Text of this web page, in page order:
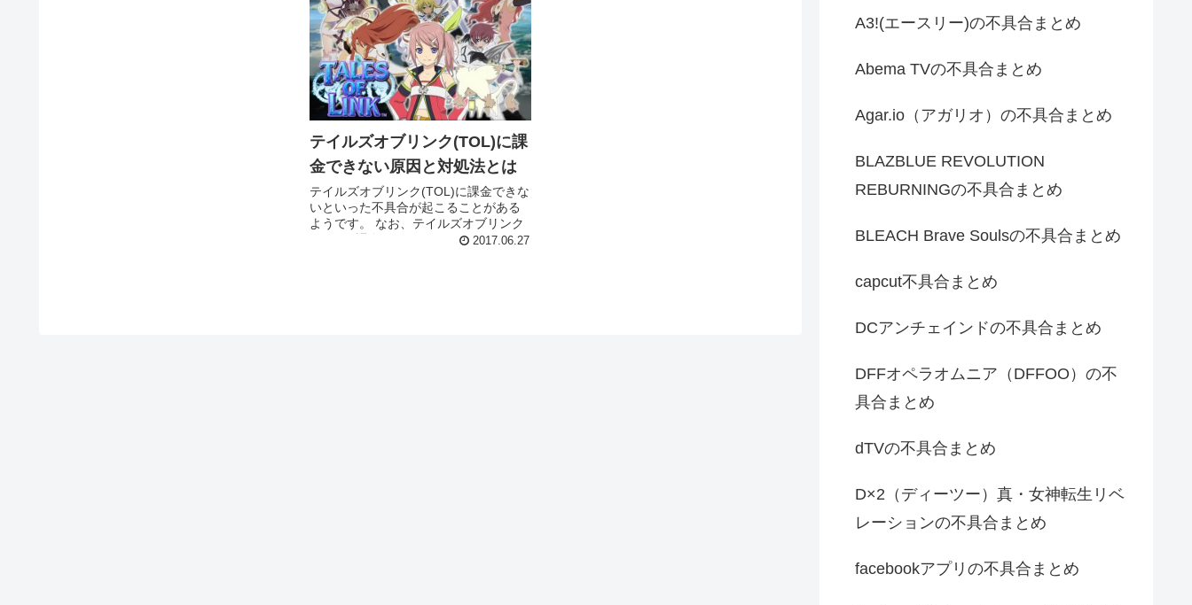
テイルズオブリンク(TOL)に課
金できない原因と対処法とは
テイルズオブリンク(TOL)に課金できな
いといった不具合が起こることがある
ようです。 なお、テイルズオブリンク
(TOL)に課金できない原因には次のよう
2017.06.27
A3!(エースリー)の不具合まとめ
Abema TVの不具合まとめ
Agar.io（アガリオ）の不具合まとめ
BLAZBLUE REVOLUTION
REBURNINGの不具合まとめ
BLEACH Brave Soulsの不具合まとめ
capcut不具合まとめ
DCアンチェインドの不具合まとめ
DFFオペラオムニア（DFFOO）の不
具合まとめ
dTVの不具合まとめ
D×2（ディーツー）真・女神転生リベ
レーションの不具合まとめ
facebookアプリの不具合まとめ